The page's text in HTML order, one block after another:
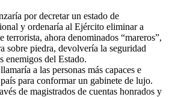
por decretar un estado de
y ordenaría al Ejército eliminar a
terrorista, ahora denominados “mareros”,
sobre piedra, devolvería la seguridad
enemigos del Estado.
a las personas más capaces e
para conformar un gabinete de lujo.
de magistrados de cuentas honrados y